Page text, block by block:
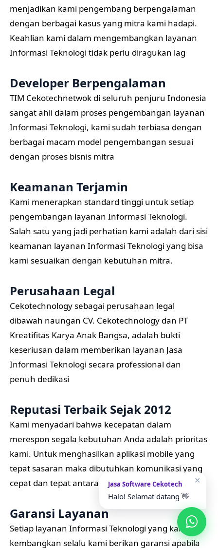
menjadikan kami pengembang berpengalaman
dengan berbagai kasus yang mitra kami hadapi.
Keahlian kami dalam mengembangkan layanan
Informasi Teknologi tidak perlu diragukan lag
Developer Berpengalaman
TIM Cekotechnetwok di seluruh penjuru Indonesia
sangat ahli dalam proses pengembangan layanan
Informasi Teknologi, kami sudah terbiasa dengan
berbagai macam model pengembangan sesuai
dengan proses bisnis mitra
Keamanan Terjamin
Kami menerapkan standard tinggi untuk setiap
pengembangan layanan Informasi Teknologi.
Salah satu yang jadi perhatian kami adalah dari sisi
keamanan layanan Informasi Teknologi yang bisa
kami sesuaikan dengan kebutuhan mitra.
Perusahaan Legal
Cekotechnology sebagai perusahaan legal
dibawah naungan CV. Cekotechnology dan PT
Kreatifitas Karya Anak Bangsa, adalah bukti
keseriusan dalam memberikan layanan Jasa
Informasi Teknologi secara professional dan
penuh dedikasi
Reputasi Terbaik Sejak 2012
Kami menyadari bahwa kecepatan dalam
merespon segala kebutuhan Anda adalah prioritas
kami. Untuk menghasilkan aplikasi mobile yang
tepat sasaran maka dibutuhkan komunikasi yang
cepat dan tepat antara mitra dan Cekotechnology
Garansi Layanan
Setiap layanan Informasi Teknologi yang kami
kembangkan selalu kami berikan garansi apabila
✕
Jasa Software Cekotech
Halo! Selamat datang 👋